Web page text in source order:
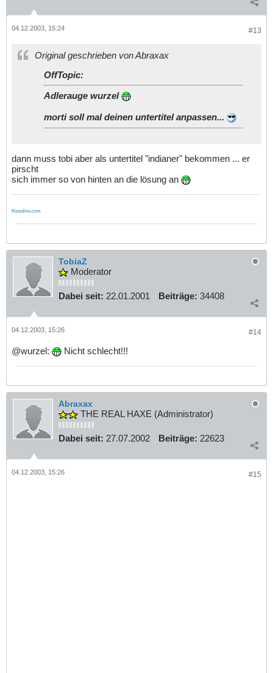
#13
04.12.2003, 15:24
Original geschrieben von Abraxax
OffTopic:
Adlerauge wurzel
morti soll mal deinen untertitel anpassen...
dann muss tobi aber als untertitel "indianer" bekommen ... er
pirscht
sich immer so von hinten an die lösung an
Kissolino.com
TobiaZ
Moderator
Dabei seit: 22.01.2001 Beiträge: 34408
#14
04.12.2003, 15:26
@wurzel: Nicht schlecht!!!
Abraxax
THE REAL HAXE (Administrator)
Dabei seit: 27.07.2002 Beiträge: 22623
#15
04.12.2003, 15:26